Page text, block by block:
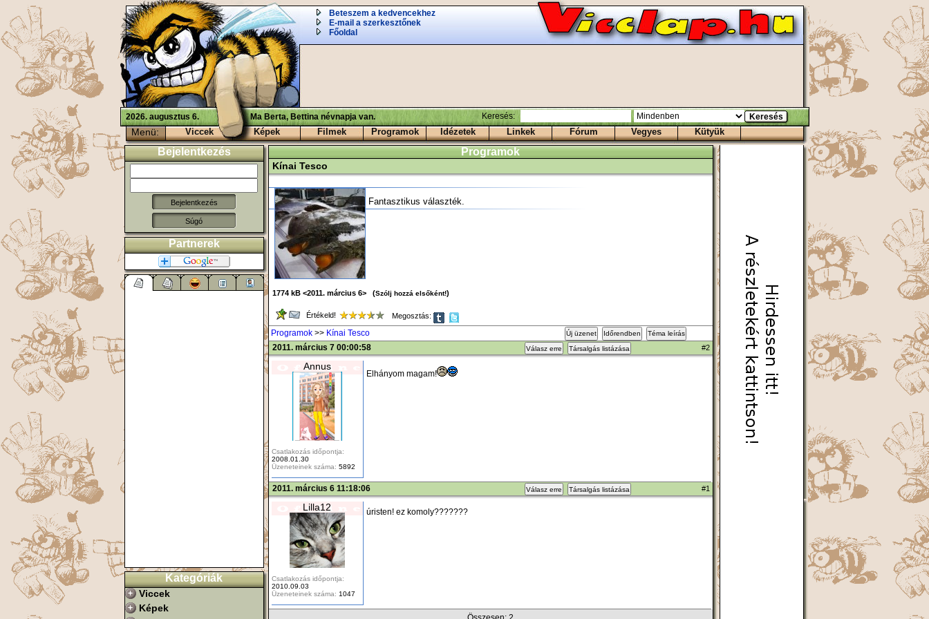
Beteszem a kedvencekhez
E-mail a szerkesztőnek
Főoldal
2026. augusztus 6. Ma Berta, Bettina névnapja van. Keresés:
Menü: Viccek Képek Filmek Programok Idézetek Linkek Fórum Vegyes Kütyük
Bejelentkezés
Súgó
Partnerek
Kategóriák
Viccek
Képek
Programok
Kínai Tesco
Fantasztikus választék.
1774 kB <2011. március 6> (Szólj hozzá elsőként!)
Értékeld! Megosztás:
Programok>> Kínai Tesco Új üzenet Időrendben Téma leírás
2011. március 7 00:00:58 Válasz erre Társalgás listázása #2
Annus
Csatlakozás időpontja:
2008.01.30
Üzeneteinek száma: 5892
Elhányom magam!
2011. március 6 11:18:06 Válasz erre Társalgás listázása #1
Lilla12
Csatlakozás időpontja:
2010.09.03
Üzeneteinek száma: 1047
úristen! ez komoly???????